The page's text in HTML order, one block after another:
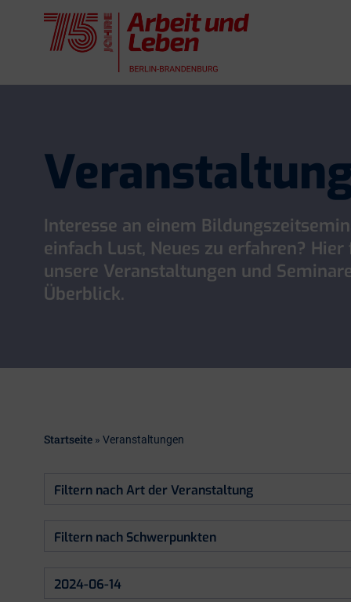
Interesse an einem
einfach Lust, Neues zu erfahren? Hier
unsere Veranstaltungen und
Überblick.
Startseite » Veranstaltungen
Filtern
der
Filtern
Starttermin